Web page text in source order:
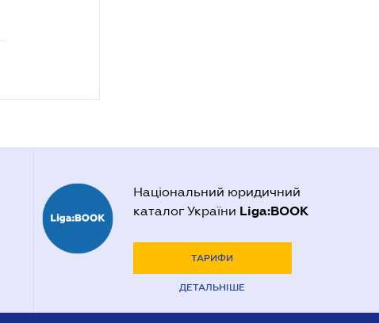
Національний юридичний
каталог України Liga:BOOK
ТАРИФИ
ДЕТАЛЬНІШЕ